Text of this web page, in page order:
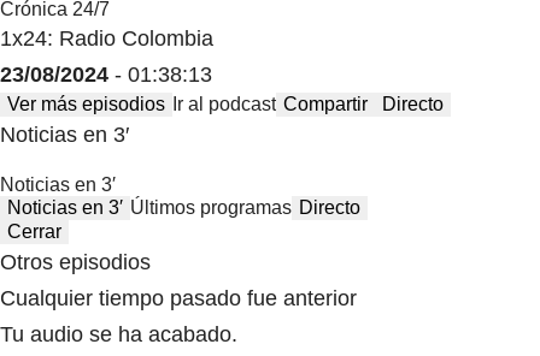
Crónica 24/7
1x24: Radio Colombia
23/08/2024 - 01:38:13
Ver más episodios Ir al podcast Compartir Directo
Noticias en 3′
Noticias en 3′
Noticias en 3′ Últimos programas Directo
Cerrar
Otros episodios
Cualquier tiempo pasado fue anterior
Tu audio se ha acabado.